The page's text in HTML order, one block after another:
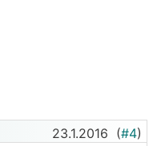
23.1.2016 (#4)